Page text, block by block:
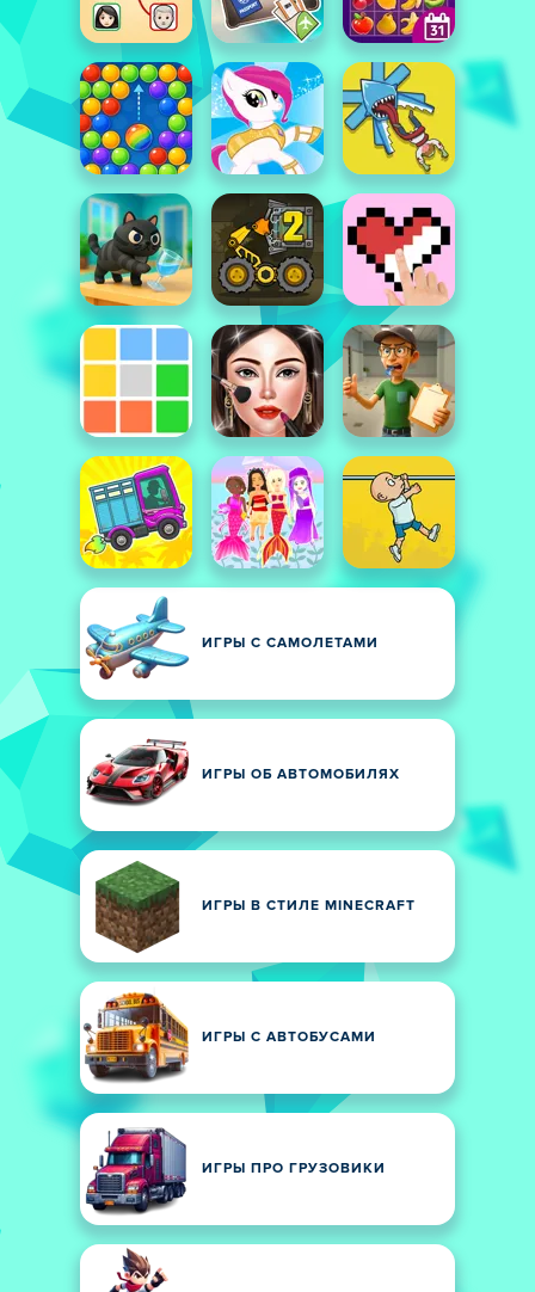
ИГРЫ С САМОЛЕТАМИ
ИГРЫ ОБ АВТОМОБИЛЯХ
ИГРЫ В СТИЛЕ MINECRAFT
ИГРЫ С АВТОБУСАМИ
ИГРЫ ПРО ГРУЗОВИКИ